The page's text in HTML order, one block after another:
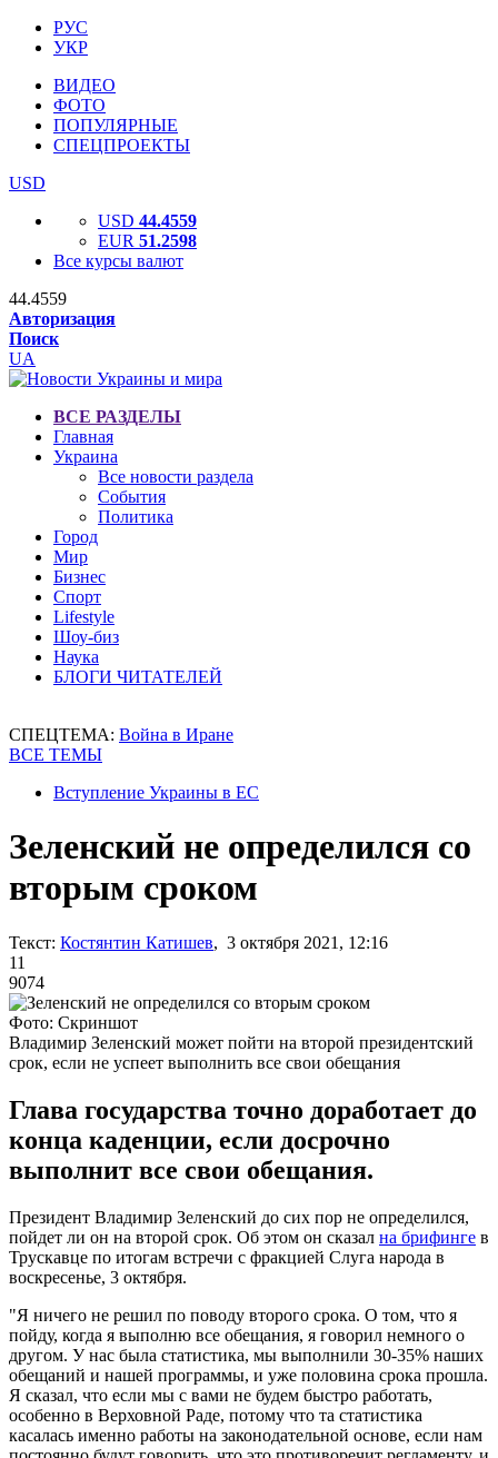
РУС
УКР
ВИДЕО
ФОТО
ПОПУЛЯРНЫЕ
СПЕЦПРОЕКТЫ
USD
USD 44.4559
EUR 51.2598
Все курсы валют
44.4559
Авторизация
Поиск
UA
ВСЕ РАЗДЕЛЫ
Главная
Украина
Все новости раздела
События
Политика
Город
Мир
Бизнес
Спорт
Lifestyle
Шоу-биз
Наука
БЛОГИ ЧИТАТЕЛЕЙ
СПЕЦТЕМА: Война в Иране
ВСЕ ТЕМЫ
Вступление Украины в ЕС
Зеленский не определился со
вторым сроком
Текст: Костянтин Катишев, 3 октября 2021, 12:16
11
9074
Фото: Скриншот
Владимир Зеленский может пойти на второй президентский
срок, если не успеет выполнить все свои обещания
Глава государства точно доработает до
конца каденции, если досрочно
выполнит все свои обещания.
Президент Владимир Зеленский до сих пор не определился,
пойдет ли он на второй срок. Об этом он сказал на брифинге в
Трускавце по итогам встречи с фракцией Слуга народа в
воскресенье, 3 октября.
"Я ничего не решил по поводу второго срока. О том, что я
пойду, когда я выполню все обещания, я говорил немного о
другом. У нас была статистика, мы выполнили 30-35% наших
обещаний и нашей программы, и уже половина срока прошла.
Я сказал, что если мы с вами не будем быстро работать,
особенно в Верховной Раде, потому что та статистика
касалась именно работы на законодательной основе, если нам